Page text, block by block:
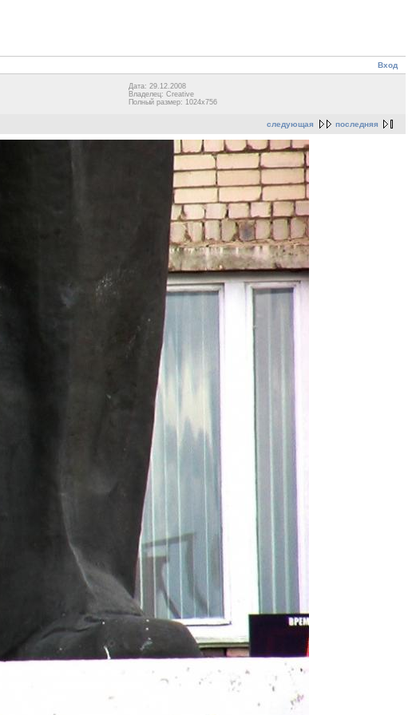
Вход
Дата: 29.12.2008
Владелец: Сreative
Полный размер: 1024x756
следующая последняя